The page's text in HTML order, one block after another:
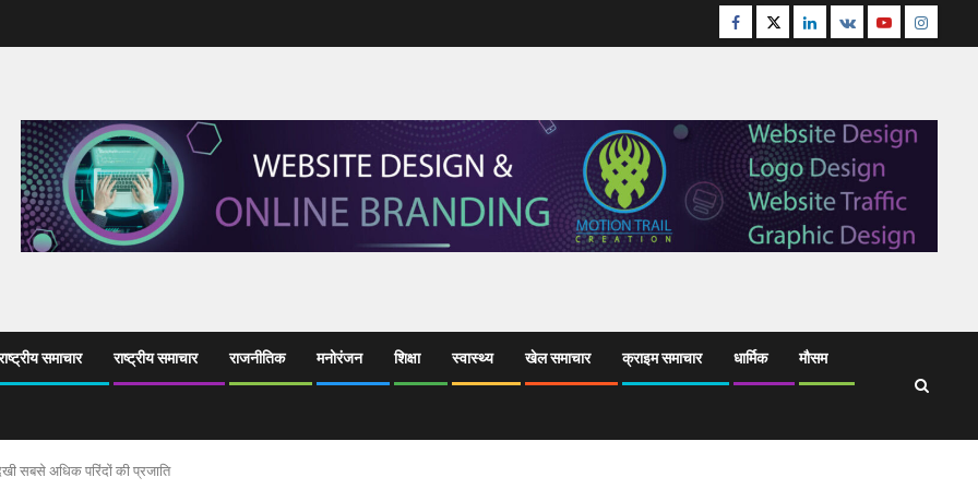
Facebook
TwitterLinkedin
VK Youtube
समाचार राष्ट्रीय समाचार राजनीतिक मनोरंजन शिक्षा स्वास्थ्य खेल समाचार क्राइम समाचार धार्मिक मौसम
सबसे अधिक परिंदों की प्रजाति